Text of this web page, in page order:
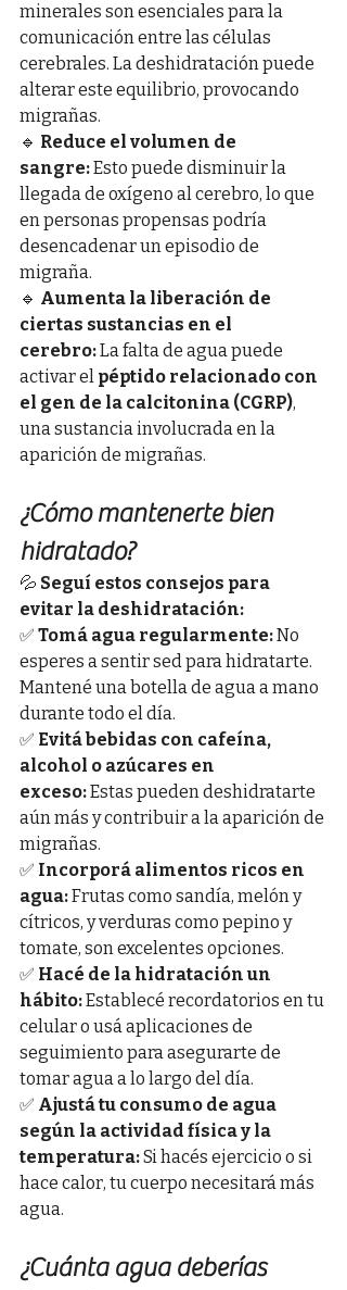
minerales son esenciales para la
comunicación entre las células
cerebrales. La deshidratación puede
alterar este equilibrio, provocando
migrañas.
🔹 Reduce el volumen de
sangre: Esto puede disminuir la
llegada de oxígeno al cerebro, lo que
en personas propensas podría
desencadenar un episodio de
migraña.
🔹 Aumenta la liberación de
ciertas sustancias en el
cerebro: La falta de agua puede
activar el péptido relacionado con
el gen de la calcitonina (CGRP),
una sustancia involucrada en la
aparición de migrañas.
¿Cómo mantenerte bien
hidratado?
💦 Seguí estos consejos para
evitar la deshidratación:
✅ Tomá agua regularmente: No
esperes a sentir sed para hidratarte.
Mantené una botella de agua a mano
durante todo el día.
✅ Evitá bebidas con cafeína,
alcohol o azúcares en
exceso: Estas pueden deshidratarte
aún más y contribuir a la aparición de
migrañas.
✅ Incorporá alimentos ricos en
agua: Frutas como sandía, melón y
cítricos, y verduras como pepino y
tomate, son excelentes opciones.
✅ Hacé de la hidratación un
hábito: Establecé recordatorios en tu
celular o usá aplicaciones de
seguimiento para asegurarte de
tomar agua a lo largo del día.
✅ Ajustá tu consumo de agua
según la actividad física y la
temperatura: Si hacés ejercicio o si
hace calor, tu cuerpo necesitará más
agua.
¿Cuánta agua deberías